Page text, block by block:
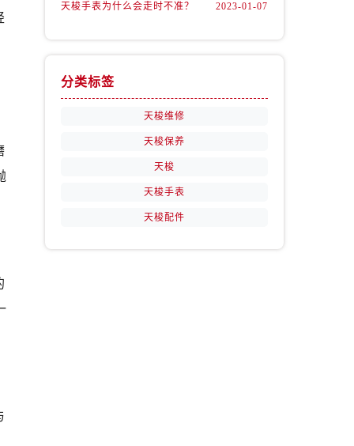
天梭手表为什么会走时不准？ 2023-01-07
分类标签
天梭维修
天梭保养
天梭
天梭手表
天梭配件